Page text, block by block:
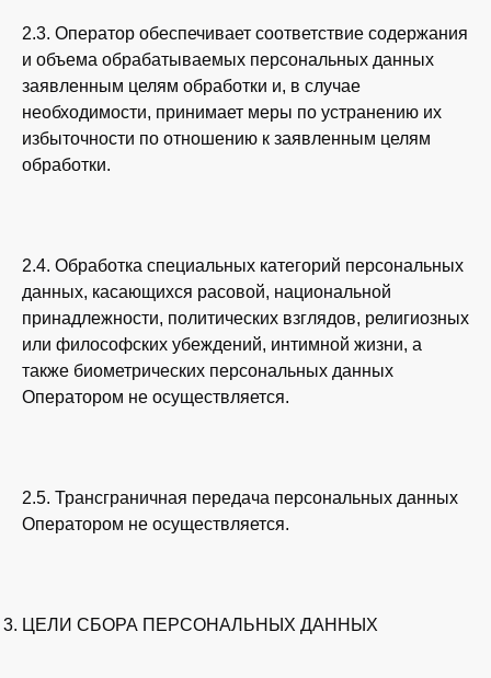
2.3. Оператор обеспечивает соответствие содержания
и объема обрабатываемых персональных данных
заявленным целям обработки и, в случае
необходимости, принимает меры по устранению их
избыточности по отношению к заявленным целям
обработки.
2.4. Обработка специальных категорий персональных
данных, касающихся расовой, национальной
принадлежности, политических взглядов, религиозных
или философских убеждений, интимной жизни, а
также биометрических персональных данных
Оператором не осуществляется.
2.5. Трансграничная передача персональных данных
Оператором не осуществляется.
ЦЕЛИ СБОРА ПЕРСОНАЛЬНЫХ ДАННЫХ